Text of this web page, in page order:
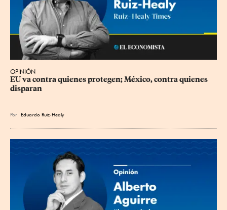
OPINIÓN
EU va contra quienes protegen; México, contra quienes
disparan
Por Eduardo Ruiz-Healy